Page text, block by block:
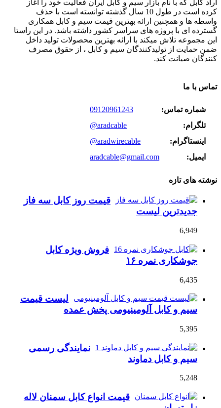
آراد کابل که با نام بازار سیم و کابل ایران فعالیت خود را آغاز
کرده است در طول 10 سال گذشته توانسته است با حذف
واسطه ها و همچنین ارائه بهترین قیمت سیم و کابل همکاری
گسترده ای با پروژه های سراسر کشور داشته باشد. در این راستا
این مجموعه تلاش میکند با ارائه بهترین محصولات تولید داخل
ضمن حمایت از تولیدکنندگان سیم و کابل ، از حقوق مصرف
کنندگان صیانت کند.
تماس با ما
شماره تماس:
09120961243
تلگرام:
@aradcable
اینستاگرام:
@aradwirecable
ایمیل:
aradcable@gmail.com
نوشته های تازه
قیمت روز کابل سه فاز
جدیدترین لیست
6,949
فروش ویژه کابل
جوشکاری نمره ۱۶
6,435
لیست قیمت
سیم و کابل آلومینیومی پخش عمده
5,395
نمایندگی رسمی
سیم و کابل دماوند
5,248
قیمت انواع کابل سمنان لاله